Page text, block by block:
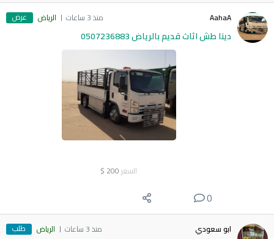
AahaA منذ 3 ساعات الرياض عرض
دينا طش اثاث قديم بالرياض 0507236883
السعر 200
$
0
ابو سعودي منذ 3 ساعات الرياض طلب